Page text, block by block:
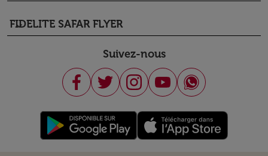
FIDELITE SAFAR FLYER
keyboard_arrow_down
Suivez-nous